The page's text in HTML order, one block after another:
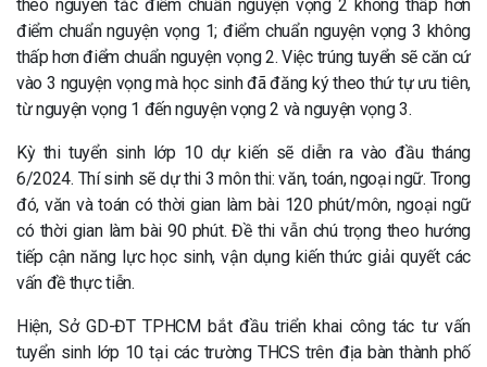
theo nguyên tắc điểm chuẩn nguyện vọng 2 không thấp hơn
điểm chuẩn nguyện vọng 1; điểm chuẩn nguyện vọng 3 không
thấp hơn điểm chuẩn nguyện vọng 2. Việc trúng tuyển sẽ căn cứ
vào 3 nguyện vọng mà học sinh đã đăng ký theo thứ tự ưu tiên,
từ nguyện vọng 1 đến nguyện vọng 2 và nguyện vọng 3.
Kỳ thi tuyển sinh lớp 10 dự kiến sẽ diễn ra vào đầu tháng
6/2024. Thí sinh sẽ dự thi 3 môn thi: văn, toán, ngoại ngữ. Trong
đó, văn và toán có thời gian làm bài 120 phút/môn, ngoại ngữ
có thời gian làm bài 90 phút. Đề thi vẫn chú trọng theo hướng
tiếp cận năng lực học sinh, vận dụng kiến thức giải quyết các
vấn đề thực tiễn.
Hiện, Sở GD-ĐT TPHCM bắt đầu triển khai công tác tư vấn
tuyển sinh lớp 10 tại các trường THCS trên địa bàn thành phố